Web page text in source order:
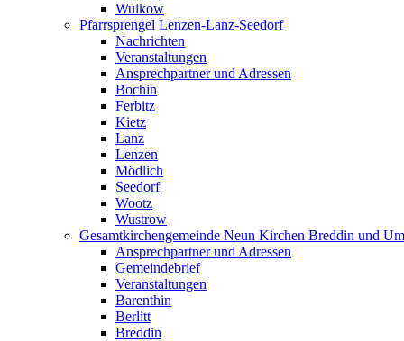
Wulkow
Pfarrsprengel Lenzen-Lanz-Seedorf
Nachrichten
Veranstaltungen
Ansprechpartner und Adressen
Bochin
Ferbitz
Kietz
Lanz
Lenzen
Mödlich
Seedorf
Wootz
Wustrow
Gesamtkirchengemeinde Neun Kirchen Breddin und
Ansprechpartner und Adressen
Gemeindebrief
Veranstaltungen
Barenthin
Berlitt
Breddin